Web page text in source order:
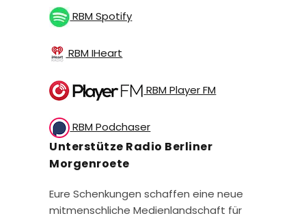
RBM Spotify
RBM IHeart
RBM Player FM
RBM Podchaser
Unterstütze Radio Berliner
Morgenroete
Eure Schenkungen schaffen eine neue
mitmenschliche Medienlandschaft für